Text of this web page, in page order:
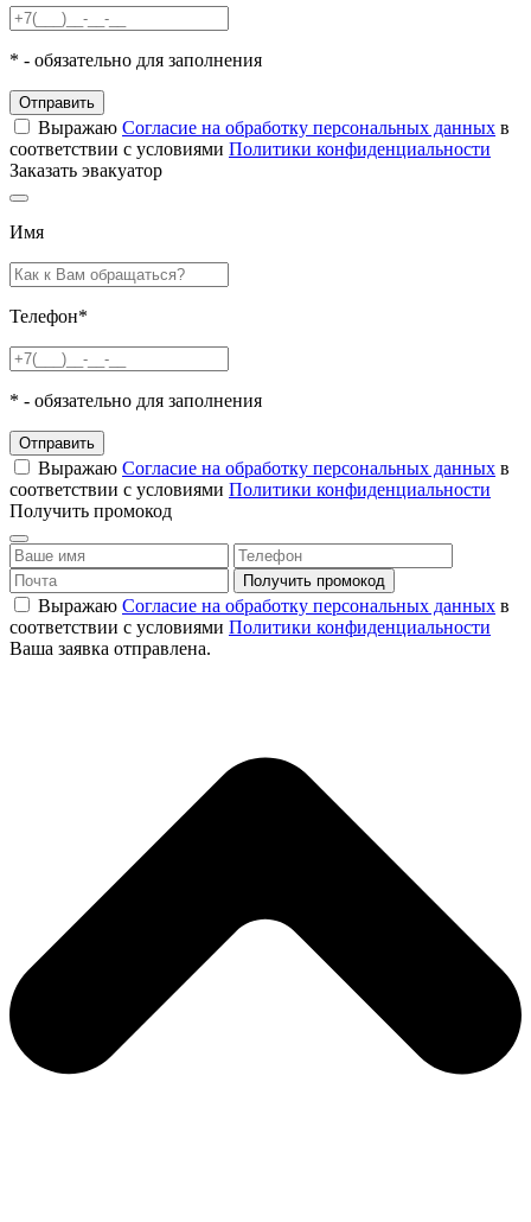
* - обязательно для заполнения
Отправить
Выражаю Согласие на обработку персональных данных в
соответствии с условиями Политики конфиденциальности
Заказать эвакуатор
Имя
Телефон*
* - обязательно для заполнения
Отправить
Выражаю Согласие на обработку персональных данных в
соответствии с условиями Политики конфиденциальности
Получить промокод
Выражаю Согласие на обработку персональных данных в
соответствии с условиями Политики конфиденциальности
Ваша заявка отправлена.